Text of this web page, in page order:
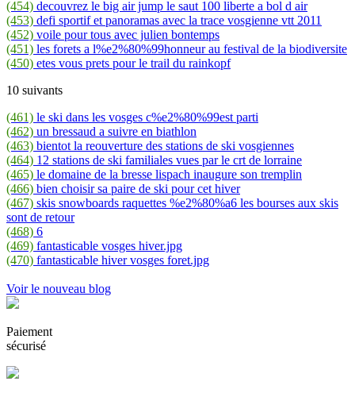
(454) decouvrez le big air jump le saut 100 liberte a bol d air
(453) defi sportif et panoramas avec la trace vosgienne vtt 2011
(452) voile pour tous avec julien bontemps
(451) les forets a l%e2%80%99honneur au festival de la biodiversite
(450) etes vous prets pour le trail du rainkopf
10 suivants
(461) le ski dans les vosges c%e2%80%99est parti
(462) un bressaud a suivre en biathlon
(463) bientot la reouverture des stations de ski vosgiennes
(464) 12 stations de ski familiales vues par le crt de lorraine
(465) le domaine de la bresse lispach inaugure son tremplin
(466) bien choisir sa paire de ski pour cet hiver
(467) skis snowboards raquettes %e2%80%a6 les bourses aux skis
sont de retour
(468) 6
(469) fantasticable vosges hiver.jpg
(470) fantasticable hiver vosges foret.jpg
Voir le nouveau blog
Paiement
sécurisé